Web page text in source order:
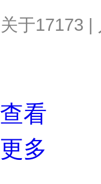
关于17173 |
查看
更多